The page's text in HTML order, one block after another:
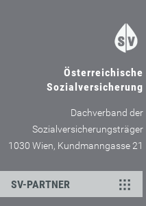
Österreichische
Sozialversicherung
Dachverband der
Sozialversicherungsträger
1030 Wien, Kundmanngasse 21
SV-PARTNER